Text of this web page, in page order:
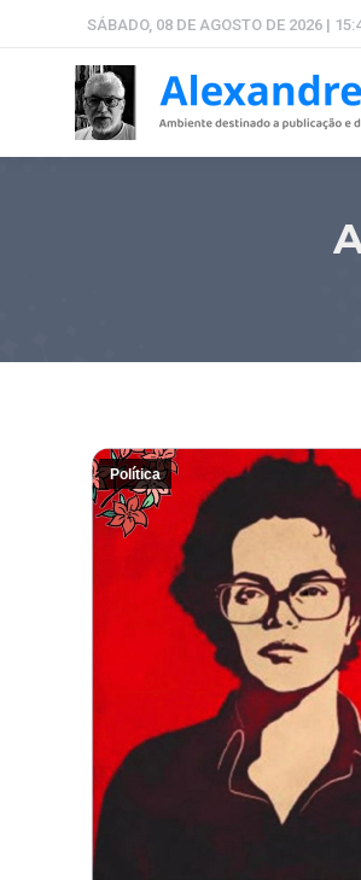
SÁBADO, 08 DE AGOSTO DE 2026 |
Política